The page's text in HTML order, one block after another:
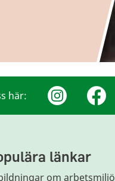
här:
länkar
om arbetsmiljö